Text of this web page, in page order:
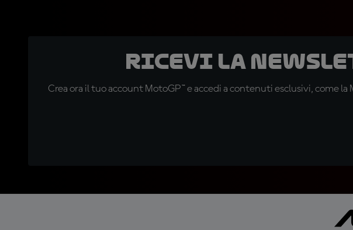
Ricevi la
Crea ora il tuo account MotoGP™ e accedi a contenuti esclusivi, come